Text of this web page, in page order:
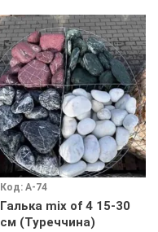
Код: А-74
Галька mix of 4 15-30
см (Туреччина)